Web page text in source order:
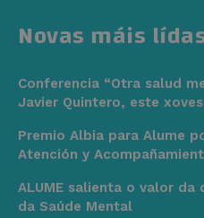
Novas máis
Conferencia “Otra salud
Javier Quintero, este
Premio Albia para Alume
Atención y
ALUME salienta o valor da
da Saúde Mental